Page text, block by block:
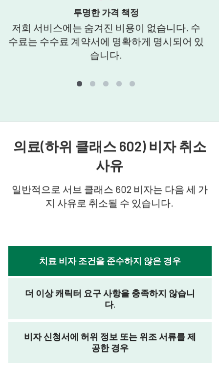
투명한 가격 책정
저희 서비스에는 숨겨진 비용이 없습니다. 수
수료는 수수료 계약서에 명확하게 명시되어 있
습니다.
의료(하위 클래스 602) 비자 취소
사유
일반적으로 서브 클래스 602 비자는 다음 세 가
지 사유로 취소될 수 있습니다.
치료 비자 조건을 준수하지 않은 경우
더 이상 캐릭터 요구 사항을 충족하지 않습니
다.
비자 신청서에 허위 정보 또는 위조 서류를 제
공한 경우